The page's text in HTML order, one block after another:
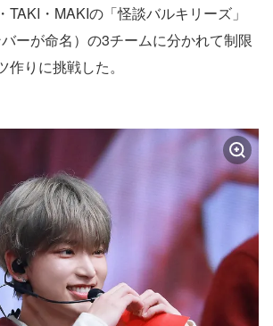
TAKI・MAKIの「怪談バルキリーズ」
バーが命名）の3チームに分かれて制限
りに挑戦した。